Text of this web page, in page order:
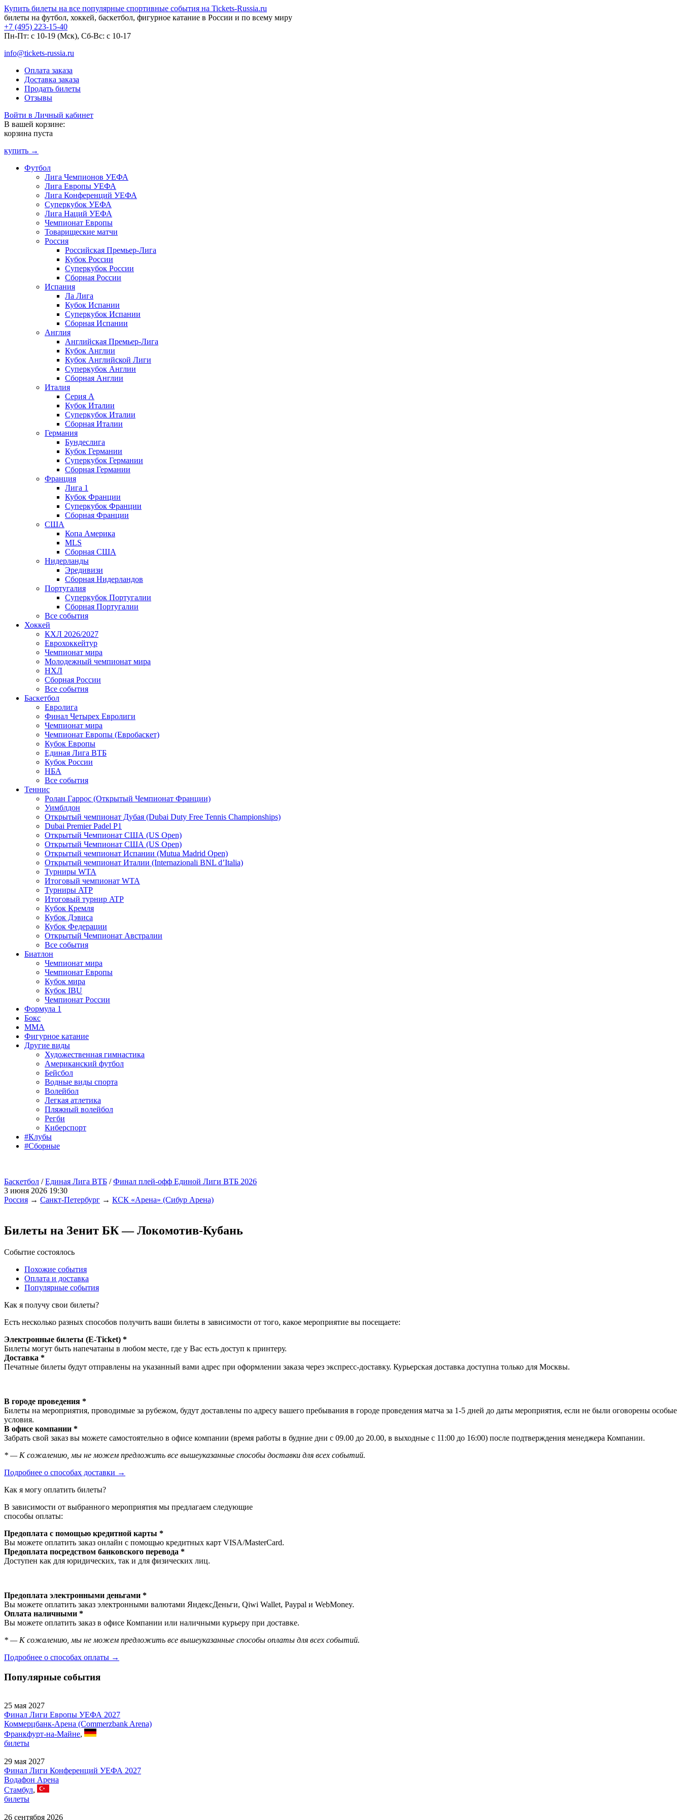
Купить билеты на все популярные спортивные события на Tickets-Russia.ru
билеты на футбол, хоккей, баскетбол, фигурное катание в России и по всему миру
+7 (495) 223-15-40
Пн-Пт: c 10-19 (Мск), Сб-Вс: с 10-17
info@tickets-russia.ru
Оплата заказа
Доставка заказа
Продать билеты
Отзывы
Войти в Личный кабинет
В вашей корзине:
корзина пуста
купить →
Футбол
Лига Чемпионов УЕФА
Лига Европы УЕФА
Лига Конференций УЕФА
Суперкубок УЕФА
Лига Наций УЕФА
Чемпионат Европы
Товарищеские матчи
Россия
Российская Премьер-Лига
Кубок России
Суперкубок России
Сборная России
Испания
Ла Лига
Кубок Испании
Суперкубок Испании
Сборная Испании
Англия
Английская Премьер-Лига
Кубок Англии
Кубок Английской Лиги
Суперкубок Англии
Сборная Англии
Италия
Серия А
Кубок Италии
Суперкубок Италии
Сборная Италии
Германия
Бундеслига
Кубок Германии
Суперкубок Германии
Сборная Германии
Франция
Лига 1
Кубок Франции
Суперкубок Франции
Сборная Франции
США
Копа Америка
MLS
Сборная США
Нидерланды
Эредивизи
Сборная Нидерландов
Португалия
Суперкубок Португалии
Сборная Португалии
Все события
Хоккей
КХЛ 2026/2027
Еврохоккейтур
Чемпионат мира
Молодежный чемпионат мира
НХЛ
Сборная России
Все события
Баскетбол
Евролига
Финал Четырех Евролиги
Чемпионат мира
Чемпионат Европы (Евробаскет)
Кубок Европы
Единая Лига ВТБ
Кубок России
НБА
Все события
Теннис
Ролан Гаррос (Открытый Чемпионат Франции)
Уимблдон
Открытый чемпионат Дубая (Dubai Duty Free Tennis Championships)
Dubai Premier Padel P1
Открытый Чемпионат США (US Open)
Открытый Чемпионат США (US Open)
Открытый чемпионат Испании (Mutua Madrid Open)
Открытый чемпионат Италии (Internazionali BNL d’Italia)
Турниры WTA
Итоговый чемпионат WTA
Турниры ATP
Итоговый турнир ATP
Кубок Кремля
Кубок Дэвиса
Кубок Федерации
Открытый Чемпионат Австралии
Все события
Биатлон
Чемпионат мира
Чемпионат Европы
Кубок мира
Кубок IBU
Чемпионат России
Формула 1
Бокс
MMA
Фигурное катание
Другие виды
Художественная гимнастика
Американский футбол
Бейсбол
Водные виды спорта
Волейбол
Легкая атлетика
Пляжный волейбол
Регби
Киберспорт
#Клубы
#Сборные
Баскетбол /Единая Лига ВТБ /Финал плей-офф Единой Лиги ВТБ 2026
3 июня 2026 19:30
Россия → Санкт-Петербург → КСК «Арена» (Сибур Арена)
Билеты на Зенит БК — Локомотив-Кубань
Событие состоялось
Похожие события
Оплата и доставка
Популярные события
Как я получу свои билеты?
Есть несколько разных способов получить ваши билеты в зависимости от того, какое мероприятие вы посещаете:
Электронные билеты (E-Ticket) *
Билеты могут быть напечатаны в любом месте, где у Вас есть доступ к принтеру.
Доставка *
Печатные билеты будут отправлены на указанный вами адрес при оформлении заказа через экспресс-доставку. Курьерская доставка доступна только для Москвы.
В городе проведения *
Билеты на мероприятия, проводимые за рубежом, будут доставлены по адресу вашего пребывания в городе проведения матча за 1-5 дней до даты мероприятия, если не были оговорены особые
условия.
В офисе компании *
Забрать свой заказ вы можете самостоятельно в офисе компании (время работы в будние дни с 09.00 до 20.00, в выходные с 11:00 до 16:00) после подтверждения менеджера Компании.
* — К сожалению, мы не можем предложить все вышеуказанные способы доставки для всех событий.
Подробнее о способах доставки →
Как я могу оплатить билеты?
В зависимости от выбранного мероприятия мы предлагаем следующие
способы оплаты:
Предоплата с помощью кредитной карты *
Вы можете оплатить заказ онлайн с помощью кредитных карт VISA/MasterСard.
Предоплата посредством банковского перевода *
Доступен как для юридических, так и для физических лиц.
Предоплата электронными деньгами *
Вы можете оплатить заказ электронными валютами ЯндексДеньги, Qiwi Wallet, Paypal и WebMoney.
Оплата наличными *
Вы можете оплатить заказ в офисе Компании или наличными курьеру при доставке.
* — К сожалению, мы не можем предложить все вышеуказанные способы оплаты для всех событий.
Подробнее о способах оплаты →
Популярные события
25 мая 2027
Финал Лиги Европы УЕФА 2027
Коммерцбанк-Арена (Commerzbank Arena)
Франкфурт-на-Майне,
билеты
29 мая 2027
Финал Лиги Конференций УЕФА 2027
Водафон Арена
Стамбул,
билеты
26 сентября 2026